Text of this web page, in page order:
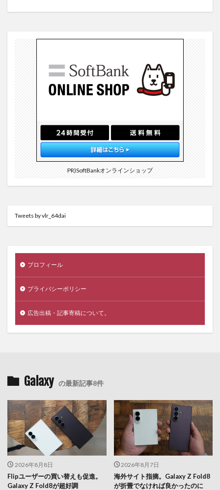
PR)SoftBankオンラインショップ
Tweets by vlr_64dai
プロフィール
プライバシーポリシー
広告出稿・記事寄稿について。
Galaxy の最新記事8件
2026年8月8日
Flipユーザーの買い替えも促進。
Galaxy Z Fold8が超好調
2026年8月7日
海外サイト指摘。Galaxy Z Fold8
が折畳でなければ良かったのに